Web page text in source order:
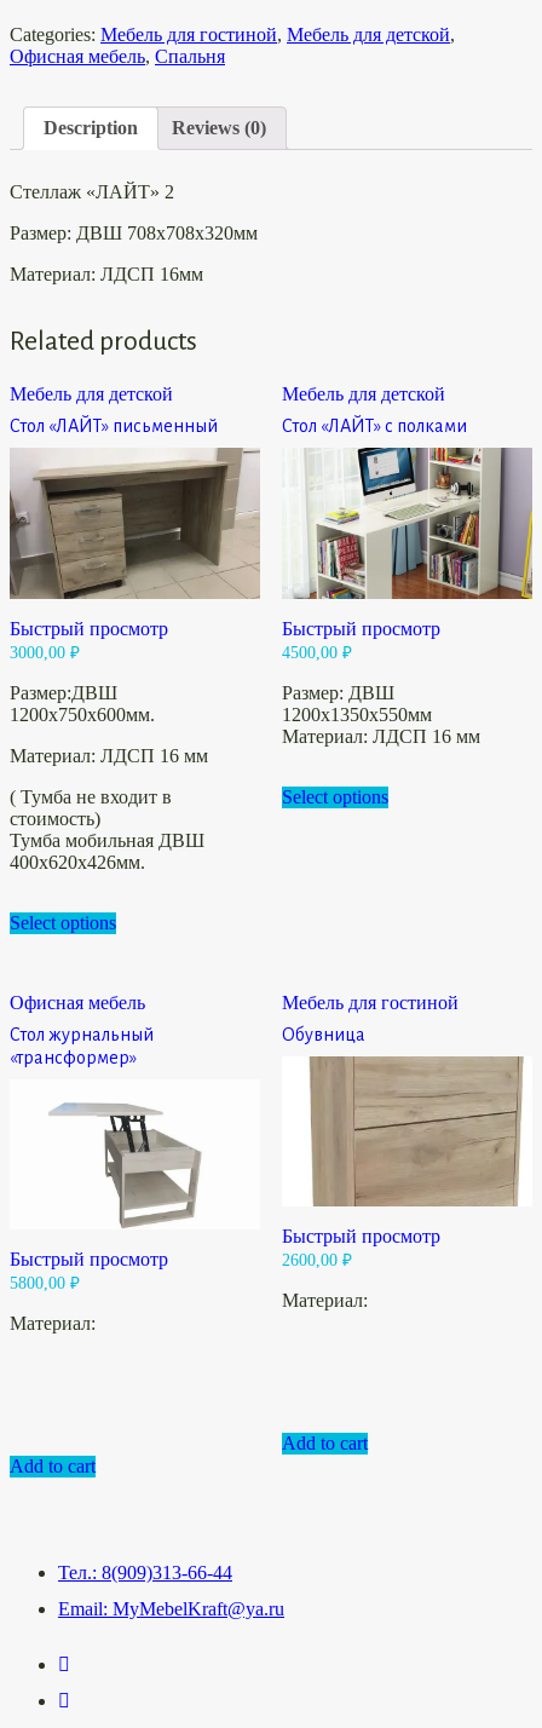
Categories: Мебель для гостиной, Мебель для детской,
Офисная мебель, Спальня
Description Reviews (0)
Стеллаж «ЛАЙТ» 2
Размер: ДВШ 708х708х320мм
Материал: ЛДСП 16мм
Related products
Мебель для детской
Стол «ЛАЙТ» письменный
Быстрый просмотр
3000,00 ₽
Размер:ДВШ
1200х750х600мм.
Материал: ЛДСП 16 мм
( Тумба не входит в
стоимость)
Тумба мобильная ДВШ
400х620х426мм.
Select options
Мебель для детской
Стол «ЛАЙТ» с полками
Быстрый просмотр
4500,00 ₽
Размер: ДВШ
1200х1350х550мм
Материал: ЛДСП 16 мм
Select options
Офисная мебель
Стол журнальный
«трансформер»
Быстрый просмотр
5800,00 ₽
Материал:
Add to cart
Мебель для гостиной
Обувница
Быстрый просмотр
2600,00 ₽
Материал:
Add to cart
Тел.: 8(909)313-66-44
Email: MyMebelKraft@ya.ru